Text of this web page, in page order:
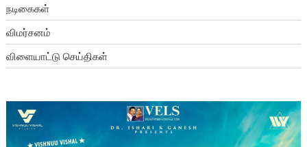
நடிகைகள்
விமர்சனம்
விளையாட்டு செய்திகள்